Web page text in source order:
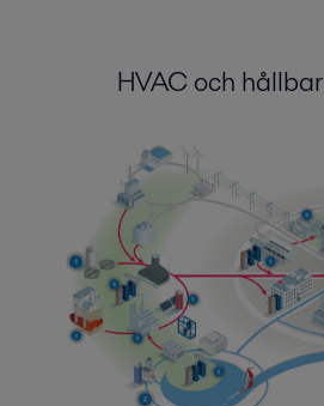
HVAC och